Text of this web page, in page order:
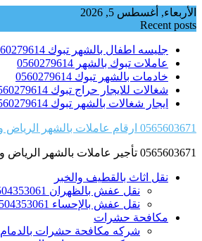
Skip
to
الأربعاء, أغسطس 5, 2026
Recent posts
جليسه اطفال بالشهر تبوك 0560279614
عاملات تبوك بالشهر 0560279614
خادمات بالشهر تبوك 0560279614
شغالات للايجار حراج تبوك 0560279614
ايجار شغالات بالشهر تبوك 0560279614
0565603671 ارقام عاملات بالشهر الرياض وجده والدمام
0565603671 تأجير عاملات بالشهر الرياض وجده والدمام
نقل اثاث بالقطيف والخبر
نقل عفش بالظهران 0504353061 قبطان الخليج
نقل عفش بالإحساء 0504353061 قبطان الخليج
مكافحة حشرات
شركه مكافحة حشرات بالدمام